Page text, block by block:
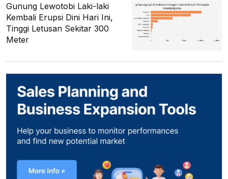
Gunung Lewotobi Laki-laki
Kembali Erupsi Dini Hari Ini,
Tinggi Letusan Sekitar 300
Meter